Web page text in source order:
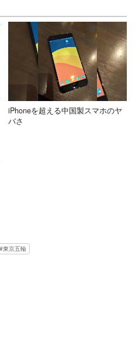
iPhoneを超える中国製スマホのヤ
バさ
東京五輪